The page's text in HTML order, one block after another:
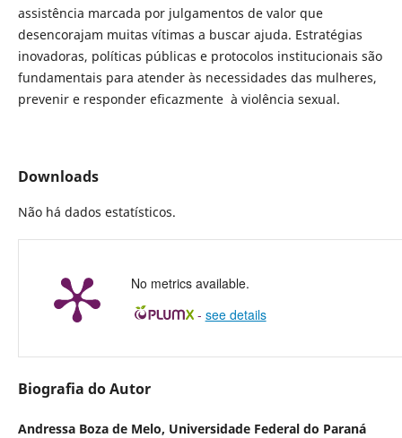
assistência marcada por julgamentos de valor que
desencorajam muitas vítimas a buscar ajuda. Estratégias
inovadoras, políticas públicas e protocolos institucionais são
fundamentais para atender às necessidades das mulheres,
prevenir e responder eficazmente à violência sexual.
Downloads
Não há dados estatísticos.
No metrics available.
- see details
Biografia do Autor
Andressa Boza de Melo, Universidade Federal do Paraná